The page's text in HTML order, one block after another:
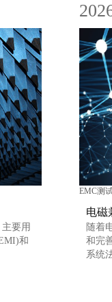
要用
和
EMC测
电磁
随着
和完
系统